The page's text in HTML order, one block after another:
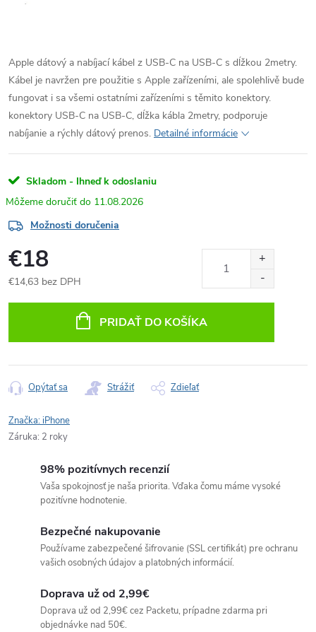
Apple dátový a nabíjací kábel z USB-C na USB-C s dĺžkou 2metry.
Kábel je navržen pre použitie s Apple zařízeními, ale spolehlivě bude
fungovat i sa všemi ostatními zařízeními s těmito konektory.
konektory USB-C na USB-C, dĺžka kábla 2metry, podporuje
nabíjanie a rýchly dátový prenos. Detailné informácie
Skladom - Ihneď k odoslaniu
11.08.2026
Možnosti doručenia
€18
€14,63 bez DPH
PRIDAŤ DO KOŠÍKA
Opýtať sa Strážiť Zdieľať
Značka:iPhone
Záruka: 2 roky
98% pozitívnych recenzií
Vaša spokojnosť je naša priorita. Vďaka čomu máme vysoké
pozitívne hodnotenie.
Bezpečné nakupovanie
Používame zabezpečené šifrovanie (SSL certifikát) pre ochranu
vašich osobných údajov a platobných informácií.
Doprava už od 2,99€
Doprava už od 2,99€ cez Packetu, prípadne zdarma pri
objednávke nad 50€.